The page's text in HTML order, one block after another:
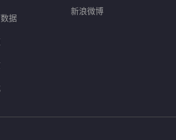
据
新浪微博